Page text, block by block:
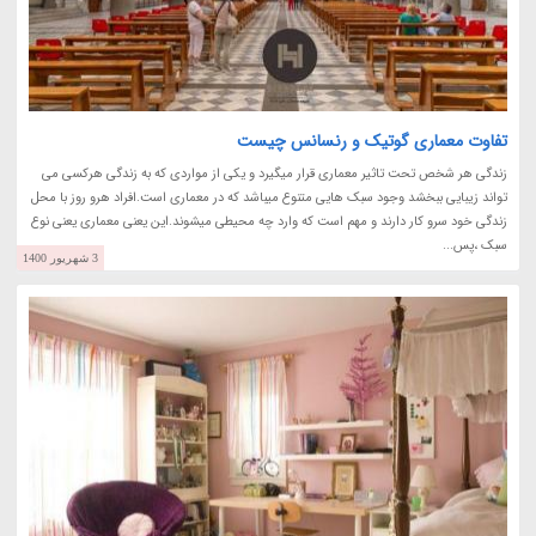
تفاوت معماری گوتیک و رنسانس چیست
زندگی هر شخص تحت تاثیر معماری قرار میگیرد و یکی از مواردی که به زندگی هرکسی می
تواند زیبایی ببخشد وجود سبک هایی متنوع میباشد که در معماری است.افراد هرو روز با محل
زندگی خود سرو کار دارند و مهم است که وارد چه محیطی میشوند.این یعنی معماری یعنی نوع
سبک ،پس...
3 شهریور 1400